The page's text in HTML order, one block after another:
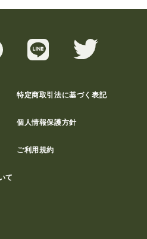
特定商取引法に基づく表記
個人情報保護方針
ご利用規約
て